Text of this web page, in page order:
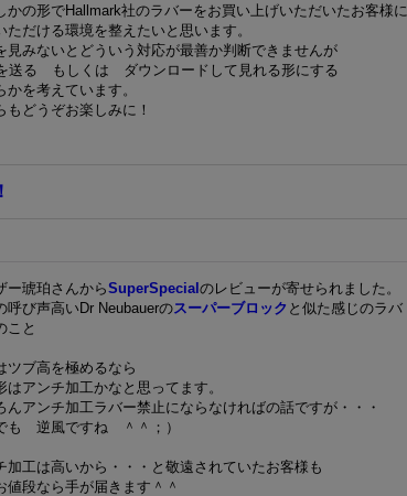
かの形でHallmark社のラバーをお買い上げいただいたお客様に
ただける環境を整えたいと思います。
見みないとどういう対応が最善か判断できませんが
送る もしくは ダウンロードして見れる形にする
かを考えています。
もどうぞお楽しみに！
ー琥珀さんからSuperSpecialのレビューが寄せられました。
呼び声高いDr Neubauerのスーパーブロック と似た感じのラバ
こと
ツブ高を極めるなら
はアンチ加工かなと思ってます。
んアンチ加工ラバー禁止にならなければの話ですが・・・
も 逆風ですね ＾＾；）
加工は高いから・・・と敬遠されていたお客様も
値段なら手が届きます＾＾